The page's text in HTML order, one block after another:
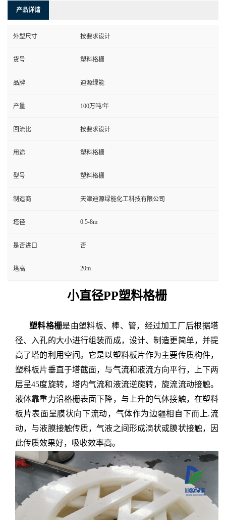
产品详请
外型尺寸 按要求设计
货号 塑料格栅
品牌 迪源绿能
产量 100万吨/年
回流比 按要求设计
用途 塑料格栅
型号 塑料格栅
制造商 天津迪源绿能化工科技有限公司
塔径 0.5-8m
是否进口 否
塔高 20m
小直径PP塑料格栅
塑料格栅是由塑料板、棒、管，经过加工厂后根据塔
径、入孔的大小进行组装而成，设计、制造更简单，并提
高了塔的利用空间。它是以塑料板片作为主要传质构件，
塑料板片垂直于塔截面，与气流和液流方向平行，上下两
层呈45度旋转，塔内气流和液流逆旋转，旋流流动接触。
液体靠重力沿格栅表面下降，与上升的气体接触，在塑料
板片表面呈膜状向下流动，气体作为边疆相自下而上.流
动，与液膜接触传质，气液之间形成滴状或膜状接触，因
此传质效果好，吸收效率高。